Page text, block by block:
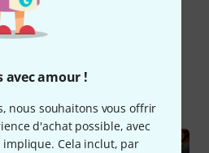
avec amour !
nous souhaitons vous offrir
d'achat possible, avec
implique. Cela inclut, par